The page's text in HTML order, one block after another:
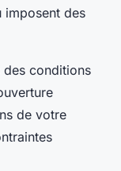
imposent des
des conditions
de votre